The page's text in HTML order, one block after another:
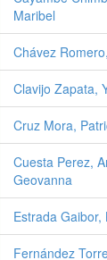
Maribel
Chávez
Clavijo Zapata,
Cruz Mora,
Cuesta Perez,
Geovanna
Estrada Gaibor,
Fernández